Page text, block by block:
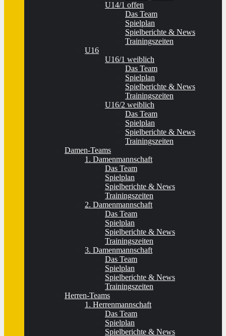
U14/1 offen
Das Team
Spielplan
Spielberichte & News
Trainingszeiten
U16
U16/1 weiblich
Das Team
Spielplan
Spielberichte & News
Trainingszeiten
U16/2 weiblich
Das Team
Spielplan
Spielberichte & News
Trainingszeiten
Damen-Teams
1. Damenmannschaft
Das Team
Spielplan
Spielberichte & News
Trainingszeiten
2. Damenmannschaft
Das Team
Spielplan
Spielberichte & News
Trainingszeiten
3. Damenmannschaft
Das Team
Spielplan
Spielberichte & News
Trainingszeiten
Herren-Teams
1. Herrenmannschaft
Das Team
Spielplan
Spielberichte & News